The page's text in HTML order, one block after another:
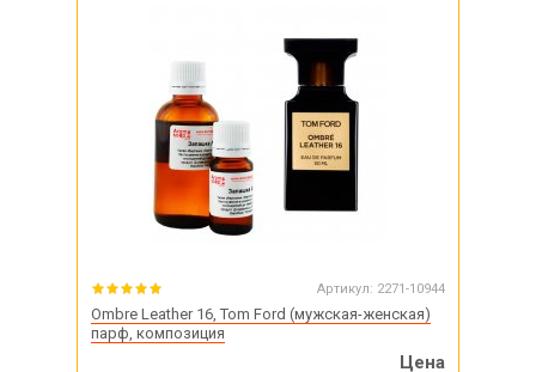
Артикул: 2271-10944
Ombre Leather 16, Tom Ford (мужская-женская)
парф, композиция
Цена